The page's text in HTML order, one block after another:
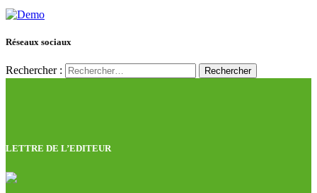
Réseaux sociaux
Rechercher :
LETTRE DE L’EDITEUR